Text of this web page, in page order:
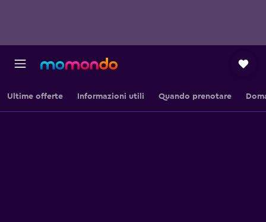
Ultime offerte Informazioni utili Quando prenotare